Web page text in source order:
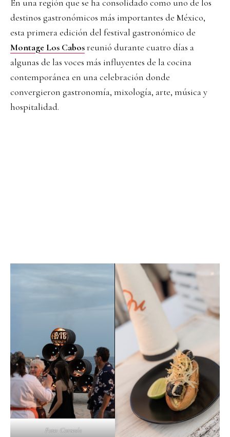
En una región que se ha consolidado como uno de los
destinos gastronómicos más importantes de México,
esta primera edición del festival gastronómico de
Montage Los Cabosreunió durante cuatro días a
algunas de las voces más influyentes de la cocina
contemporánea en una celebración donde
convergieron gastronomía, mixología, arte, música y
hospitalidad.
Foto: Cortesía